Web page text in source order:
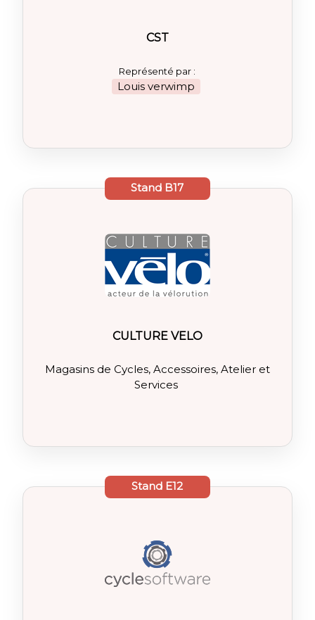
CST
Représenté par :
Louis verwimp
Stand B17
CULTURE VELO
Magasins de Cycles, Accessoires, Atelier et
Services
Stand E12